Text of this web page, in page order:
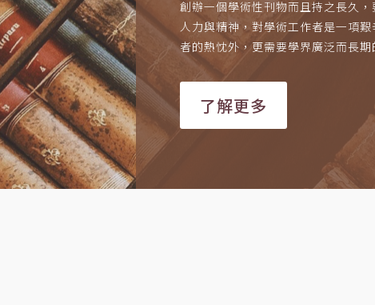
創辦一個學術性刊物而且持之長久，
人力與精神，對學術工作者是一項
者的熱忱外，更需要學界廣泛而長期
了解更多